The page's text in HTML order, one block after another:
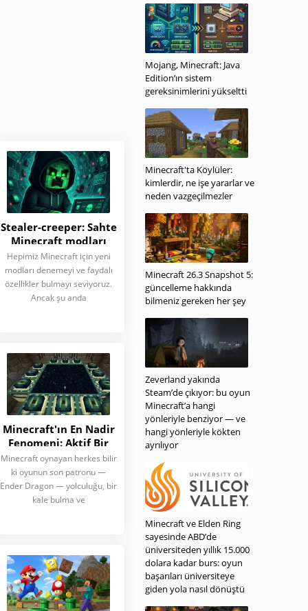
Stealer-creeper: Sahte
Minecraft modları
verilerinizi nasıl
çalıyor?
Hepimiz Minecraft için yeni
modları denemeyi ve faydalı
özellikler bulmayı seviyoruz.
Ancak şu anda
Minecraft'ın En Nadir
Fenomeni: Aktif Bir
Son Portalı Bulma
Şansı
Minecraft oynayan herkes bilir
ki oyunun son patronu —
Ender Dragon — yolculuğu, bir
kale bulma ve
Mojang, Minecraft: Java
Edition’ın sistem
gereksinimlerini yükseltti
Minecraft'ta Köylüler:
kimlerdir, ne işe yararlar ve
neden vazgeçilmezler
Minecraft 26.3 Snapshot 5:
güncelleme hakkında
bilmeniz gereken her şey
Zeverland yakında
Steam’de çıkıyor: bu oyun
Minecraft’a hangi
yönleriyle benziyor — ve
hangi yönleriyle kökten
ayrılıyor
Minecraft ve Elden Ring
sayesinde ABD’de
üniversiteden yıllık 15.000
dolara kadar burs: oyun
başarıları üniversiteye
giden yola nasıl dönüştü